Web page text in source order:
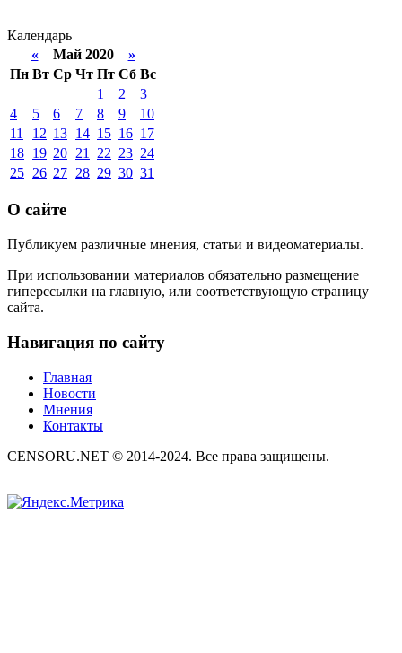
Календарь
«Май 2020 »
Пн Вт Ср Чт Пт Сб Вс
1
2
3
4
5 6 7 8 9
10
11
12 13 14 15 16 17
18 19 20 21 22 23 24
25 26 27 28 29 30 31
О сайте
Публикуем различные мнения, статьи и видеоматериалы.
При использовании материалов обязательно размещение
гиперссылки на главную, или соответствующую страницу
сайта.
Навигация по сайту
Главная
Новости
Мнения
Контакты
CENSORU.NET © 2014-2024. Все права защищены.